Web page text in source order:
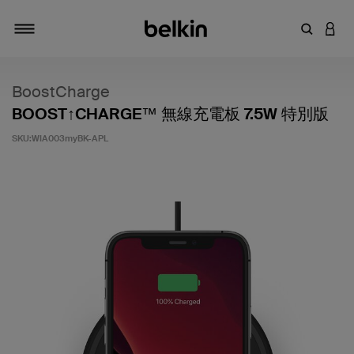
輸入關鍵
登入
BoostCharge
BOOST↑CHARGE™ 無線充電板 7.5W 特別版
SKU:WIA003myBK-APL